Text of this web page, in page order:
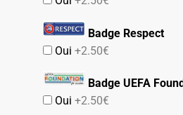
Badge Respect
Oui+2.50€
Badge UEFA
Oui+2.50€